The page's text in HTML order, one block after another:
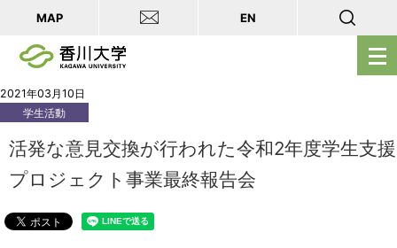
メ
ニ
を
MAP EN
2021年03月10日
学生活動
活発な意見交換が行われた令和2年度学生支援
プロジェクト事業最終報告会